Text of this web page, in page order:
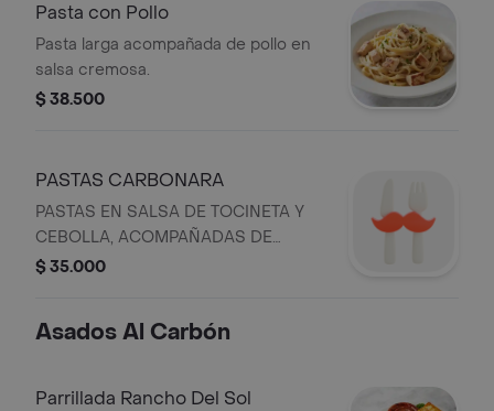
Pasta con Pollo
Pasta larga acompañada de pollo en
salsa cremosa.
$ 38.500
PASTAS CARBONARA
PASTAS EN SALSA DE TOCINETA Y
CEBOLLA, ACOMPAÑADAS DE
TAJADAS DE PAN Y QUESO
$ 35.000
Asados Al Carbón
Parrillada Rancho Del Sol